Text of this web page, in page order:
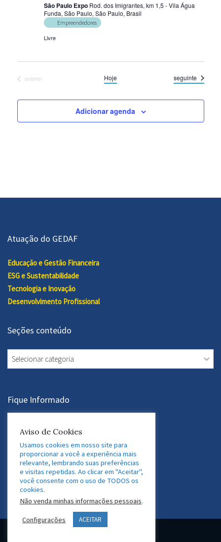
São Paulo Expo Rod. dos Imigrantes, km 1,5 - Vila Água
Funda, São Paulo, São Paulo, Brasil
Empreendedores
Livre
Eventos
anterior Hoje Eventos
seguinte
Adicionar agenda
Atuação do GEDAF
Educação e Gestão Financeira
ESG e Sustentabilidade
Tecnologia e Inovação
Desenvolvimento Profissional
Seções conteúdo
Seções
conteúdo
Fique Informado
Assine a Newsletter
Acesse nossas Redes Sociais
Twitter Facebook
Aviso de Cookies
Usamos cookies em nosso site para
proporcionar a você a experiência mais
relevante, lembrando suas preferências
e visitas repetidas. Ao clicar em "Aceitar",
você consente com o uso de TODOS os
cookies.
Não venda minhas informações pessoais.
Configurações ACEITAR